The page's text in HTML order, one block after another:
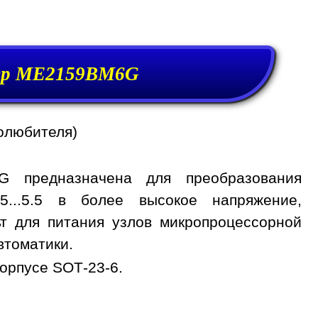
ME2159BM6G
предназначена для преобразования
в более высокое напряжение,
питания узлов микропроцессорной
SOT-23-6.